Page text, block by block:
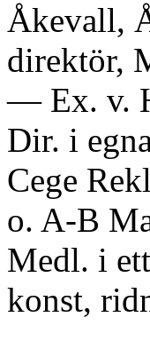
Åkevall,
direktör,
— Ex. v.
Dir. i
Cege
o. A-B
Medl. i
konst,